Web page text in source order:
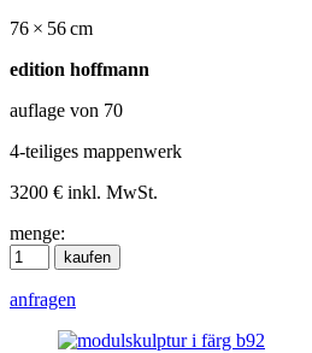
76 × 56 cm
edition hoffmann
auflage von 70
4-teiliges mappenwerk
3200 € inkl. MwSt.
menge:
anfragen